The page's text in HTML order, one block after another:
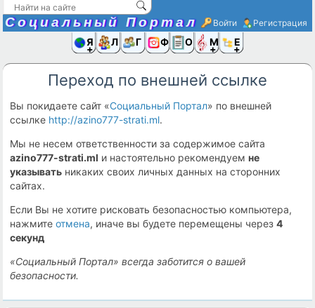
Социальный Портал Войти Регистрация
Я иЛюди
Группы
Фото Ещё
Переход по внешней ссылке
Вы покидаете сайт «Социальный Портал» по внешней
ссылке http://azino777-strati.ml.
Мы не несем ответственности за содержимое сайта
azino777-strati.ml и настоятельно рекомендуемне
указывать никаких своих личных данных на сторонних
сайтах.
Если Вы не хотите рисковать безопасностью компьютера,
нажмитеотмена, иначе вы будете перемещены через4
секунд
«Социальный Портал» всегда заботится о вашей
безопасности.